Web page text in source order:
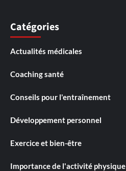
Catégories
Actualités médicales
Coaching santé
Conseils pour l'entraînement
Développement personnel
Exercice et bien-être
Importance de l'activité physique